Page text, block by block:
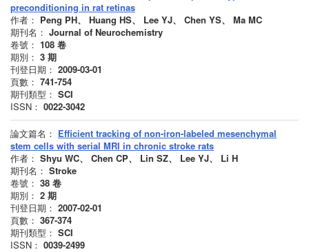
preconditioning in rat retinas
作者： Peng PH、 Huang HS、 Lee YJ、 Chen YS、 Ma MC
期刊名： Journal of Neurochemistry
卷號： 108 卷
期別： 3 期
刊登日期： 2009-03-01
頁數： 741-754
期刊類型： SCI
ISSN： 0022-3042
論文篇名： Efficient tracking of non-iron-labeled mesenchymal
stem cells with serial MRI in chronic stroke rats
作者： Shyu WC、 Chen CP、 Lin SZ、 Lee YJ、 Li H
期刊名： Stroke
卷號： 38 卷
期別： 2 期
刊登日期： 2007-02-01
頁數： 367-374
期刊類型： SCI
ISSN： 0039-2499